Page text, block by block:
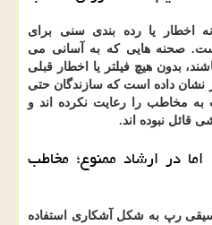
اخطار یا رده بندی سنی برای
است. صحنه هایی که به آسانی می
بدون هیچ فیلتر یا اخطار قبلی
نشان داده است که سازندگان حتی
مخاطب را رعایت نکرده اند و
قائل نبوده اند.
در ارشاد ممنوع؛ مخاطب
رپ به شکل آشکاری استفاده